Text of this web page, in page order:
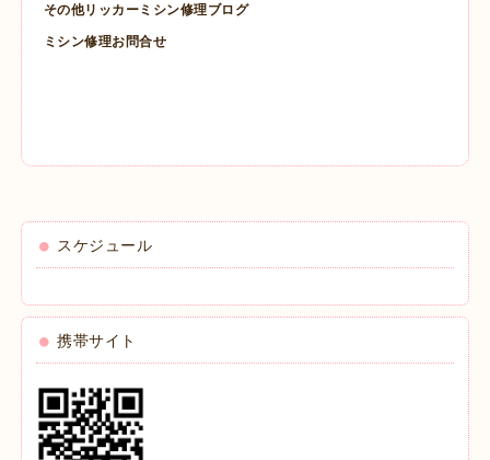
その他リッカーミシン修理ブログ
ミシン修理お問合せ
スケジュール
携帯サイト